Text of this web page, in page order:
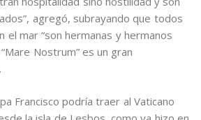
agregó, subrayando que todos
el mar “son hermanas y hermanos
Nostrum” es un gran
Francisco podría traer al Vaticano